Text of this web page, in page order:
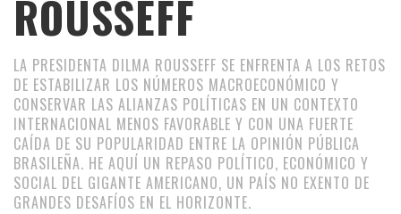
ROUSSEFF
LA PRESIDENTA DILMA ROUSSEFF SE ENFRENTA A LOS RETOS
DE ESTABILIZAR LOS NÚMEROS MACROECONÓMICO Y
CONSERVAR LAS ALIANZAS POLÍTICAS EN UN CONTEXTO
INTERNACIONAL MENOS FAVORABLE Y CON UNA FUERTE
CAÍDA DE SU POPULARIDAD ENTRE LA OPINIÓN PÚBLICA
BRASILEÑA. HE AQUÍ UN REPASO POLÍTICO, ECONÓMICO Y
SOCIAL DEL GIGANTE AMERICANO, UN PAÍS NO EXENTO DE
GRANDES DESAFÍOS EN EL HORIZONTE.